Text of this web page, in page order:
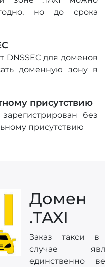
но до срока
DNSSEC для доменов
доменную зону в
присутствию
без
присутствию
Домен
.TAXI
Заказ такси в
случае
единственно